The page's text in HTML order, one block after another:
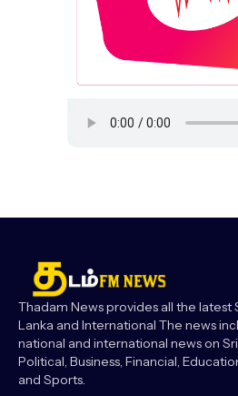
Thadam News provides all the latest
Lanka and International The news
national and international news on
Political, Business, Financial,
and Sports.